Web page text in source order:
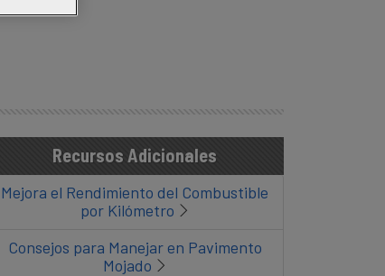
Recursos Adicionales
Mejora el Rendimiento del Combustible
por Kilómetro
Consejos para Manejar en Pavimento
Mojado